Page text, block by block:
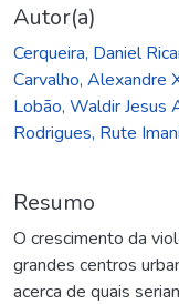
Autor(a)
Cerqueira, Daniel
Carvalho, Alexandre
Lobão, Waldir Jesus
Rodrigues, Rute
Resumo
O crescimento da
grandes centros
acerca de quais